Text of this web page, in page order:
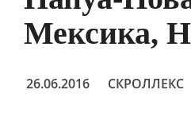
Мексика,
26.06.2016 СКРОЛЛЕКС